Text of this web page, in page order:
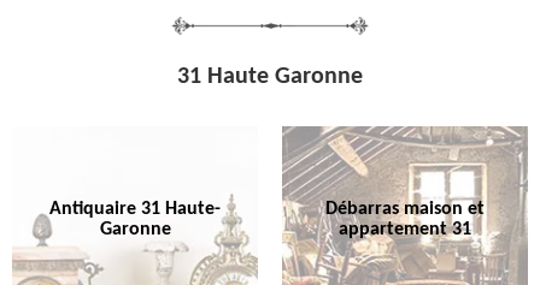
31 Haute Garonne
Antiquaire 31 Haute-
Garonne
Débarras maison et
appartement 31